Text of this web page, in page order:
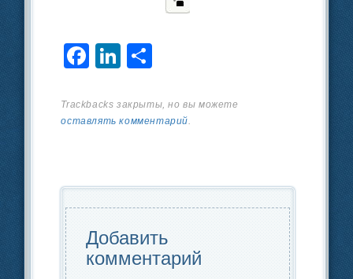
F
c
e
o
o
k
Li
k
e
n
р
а
и
ть
Trackbacks закрыты, но вы можете
оставлять комментарий.
Добавить
комментарий